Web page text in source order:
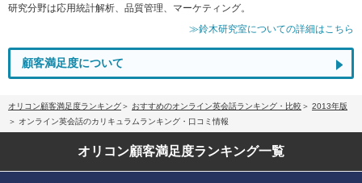
研究分野は応用統計解析、品質管理、マーケティング。
≫鈴木研究室についての詳細はこちら
顧客満足度について
オリコン顧客満足度ランキング おすすめのオンライン英会話ランキング・比較
2013年版
オンライン英会話のカリキュラムランキング・口コミ情報
オリコン顧客満足度ランキング一覧